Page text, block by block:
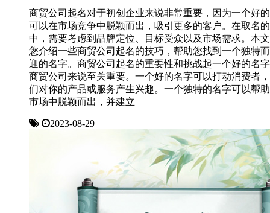
商贸公司起名对于初创企业来说非常重要，因为一个好
可以在市场竞争中脱颖而出，吸引更多的客户。在取名
中，需要考虑到品牌定位、目标受众以及市场需求。本
您介绍一些商贸公司起名的技巧，帮助您找到一个独特
迎的名字。商贸公司起名的重要性和挑战起一个好的名
商贸公司来说至关重要。一个好的名字可以打动消费者
们对你的产品或服务产生兴趣。一个独特的名字可以帮
市场中脱颖而出，并建立
2023-08-29